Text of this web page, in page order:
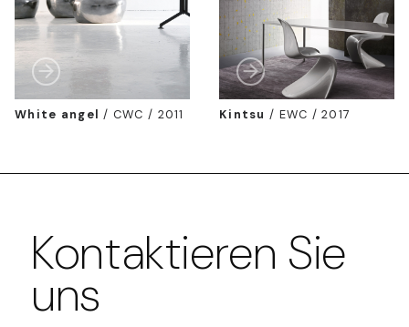
White angel / CWC / 2011 Kintsu / EWC / 2017
Kontaktieren Sie
uns